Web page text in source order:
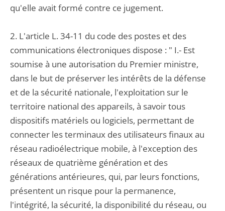
qu'elle avait formé contre ce jugement.
2. L'article L. 34-11 du code des postes et des
communications électroniques dispose : " I.- Est
soumise à une autorisation du Premier ministre,
dans le but de préserver les intérêts de la défense
et de la sécurité nationale, l'exploitation sur le
territoire national des appareils, à savoir tous
dispositifs matériels ou logiciels, permettant de
connecter les terminaux des utilisateurs finaux au
réseau radioélectrique mobile, à l'exception des
réseaux de quatrième génération et des
générations antérieures, qui, par leurs fonctions,
présentent un risque pour la permanence,
l'intégrité, la sécurité, la disponibilité du réseau, ou